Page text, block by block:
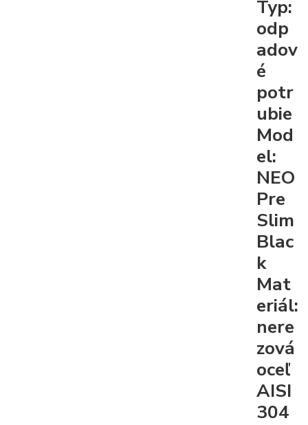
Typ:
odp
adov
é
potr
ubie
Mod
el:
NEO
Pre
Slim
Blac
k
Mat
eriál:
nere
zová
oceľ
AISI
304